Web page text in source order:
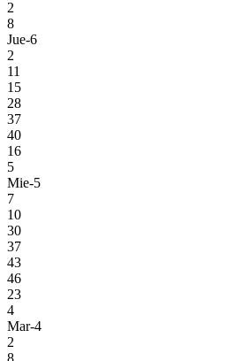
2
8
Jue-6
2
11
15
28
37
40
16
5
Mie-5
7
10
30
37
43
46
23
4
Mar-4
2
8